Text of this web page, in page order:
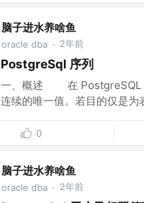
脑子进水养啥鱼
oracle dba · 2年前
PostgreSql 序列
一、概述 在 PostgreSQL
连续的唯一值。若目的仅是
0
脑子进水养啥鱼
oracle dba · 2年前